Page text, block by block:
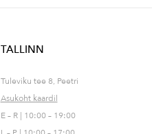
TALLINN
Tuleviku tee 8, Peetri
Asukoht kaardil
E – R | 10:00 – 19:00